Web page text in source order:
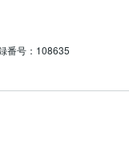
番号：108635